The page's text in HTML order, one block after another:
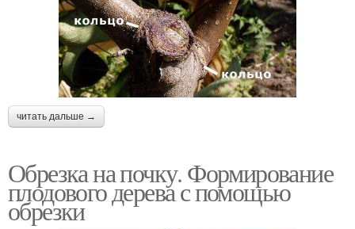
читать дальше →
Обрезка на почку. Формирование
плодового дерева с помощью
обрезки